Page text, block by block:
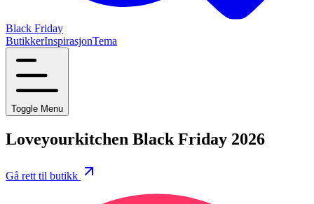
Black Friday
ButikkerInspirasjonTema
Toggle Menu
Loveyourkitchen Black Friday 2026
Gå rett til butikk